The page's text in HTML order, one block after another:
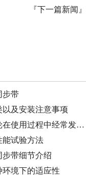
『下一篇新闻』
步带
以及安装注意事项
在使用过程中经常发…
能试验方法
步带细节介绍
环境下的适应性